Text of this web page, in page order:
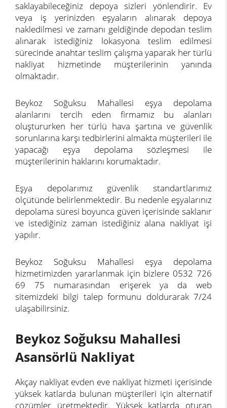
saklayabileceğiniz depoya sizleri yönlendirir. Ev
veya iş yerinizden eşyaların alınarak depoya
nakledilmesi ve zamanı geldiğinde depodan teslim
alınarak istediğiniz lokasyona teslim edilmesi
sürecinde anahtar teslim çalışma yaparak her türlü
nakliyat hizmetinde müşterilerinin yanında
olmaktadır.
Beykoz Soğuksu Mahallesi eşya depolama
alanlarını tercih eden firmamız bu alanları
oluştururken her türlü hava şartına ve güvenlik
sorunlarına karşı tedbirlerini almakta müşterileri ile
yapacağı eşya depolama sözleşmesi ile
müşterilerinin haklarını korumaktadır.
Eşya depolarımız güvenlik standartlarımız
ölçütünde belirlenmektedir. Bu nedenle eşyalarınız
depolama süresi boyunca güven içerisinde saklanır
ve istediğiniz zaman istediğiniz alana nakliyat işi
yapılır.
Beykoz Soğuksu Mahallesi eşya depolama
hizmetimizden yararlanmak için bizlere 0532 726
69 75 numarasından erişerek ya da web
sitemizdeki bilgi talep formunu doldurarak 7/24
ulaşabilirsiniz.
Beykoz Soğuksu Mahallesi
Asansörlü Nakliyat
Akçay nakliyat evden eve nakliyat hizmeti içerisinde
yüksek katlarda bulunan müşterileri için alternatif
çözümler üretmektedir. Yüksek katlarda oturan